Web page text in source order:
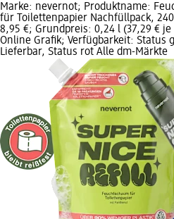
Marke: nevernot; Produktname:
für Toilettenpapier Nachfüllpack,
8,95 €; Grundpreis: 0,24 l (37,29 € je
Online Grafik; Verfügbarkeit: Status
Lieferbar, Status rot Alle dm-Märkte